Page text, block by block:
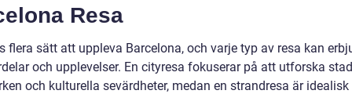
Resa
flera sätt att uppleva Barcelona, och varje typ av resa kan
och upplevelser. En cityresa fokuserar på att utforska
och kulturella sevärdheter, medan en strandresa är